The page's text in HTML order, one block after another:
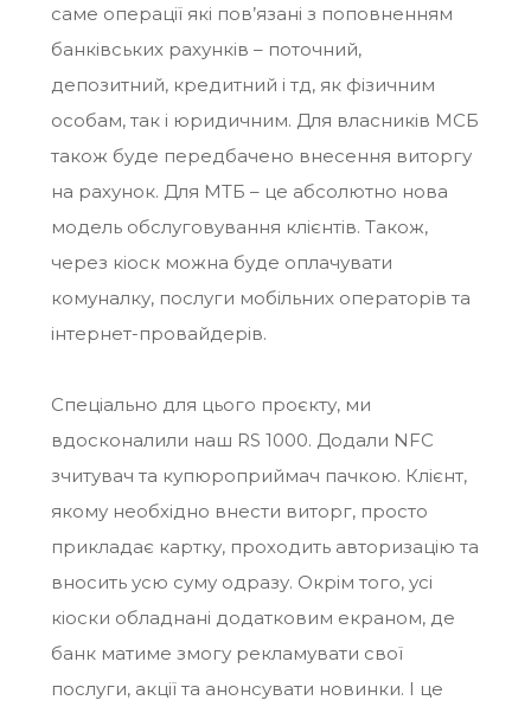
саме операції які пов’язані з поповненням
банківських рахунків – поточний,
депозитний, кредитний і тд, як фізичним
особам, так і юридичним. Для власників МСБ
також буде передбачено внесення виторгу
на рахунок. Для МТБ – це абсолютно нова
модель обслуговування клієнтів. Також,
через кіоск можна буде оплачувати
комуналку, послуги мобільних операторів та
інтернет-провайдерів.
Спеціально для цього проєкту, ми
вдосконалили наш RS 1000. Додали NFC
зчитувач та купюроприймач пачкою. Клієнт,
якому необхідно внести виторг, просто
прикладає картку, проходить авторизацію та
вносить усю суму одразу. Окрім того, усі
кіоски обладнані додатковим екраном, де
банк матиме змогу рекламувати свої
послуги, акції та анонсувати новинки. І це